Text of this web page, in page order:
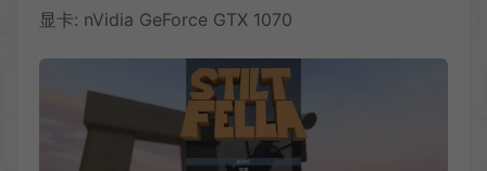
显卡: nVidia GeForce GTX 1070